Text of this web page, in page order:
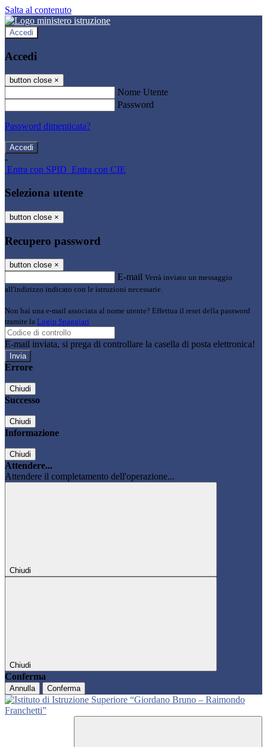
Salta al contenuto
Accedi
Accedi
button close ×
Nome Utente
Password
Password dimenticata?
-
Entra con SPID Entra con CIE
Seleziona utente
button close ×
Recupero password
button close ×
E-mail Verrà inviato un messaggio
all'indirizzo indicato con le istruzioni necessarie.
Non hai una e-mail associata al nome utente? Effettua il reset della password
tramite la Login Spaggiari
E-mail inviata, si prega di controllare la casella di posta elettronica!
Errore
Chiudi
Successo
Chiudi
Informazione
Chiudi
Attendere...
Attendere il completamento dell'operazione...
Chiudi
Chiudi
Conferma
Annulla Conferma